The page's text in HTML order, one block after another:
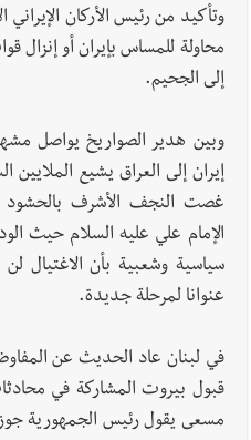
وتأكيد من رئيس الأركان
محاولة للمساس بإيران أو إنزال
إلى الجحيم.
وبين هدير الصواريخ يواصل
إيران إلى العراق يشيع
غصت النجف الأشرف بالحشود
الإمام علي عليه السلام حيث
سياسية وشعبية بأن الاغتيال
عنوانا لمرحلة جديدة.
في لبنان عاد الحديث عن
قبول بيروت المشاركة في
مسعى يقول رئيس الجمهورية